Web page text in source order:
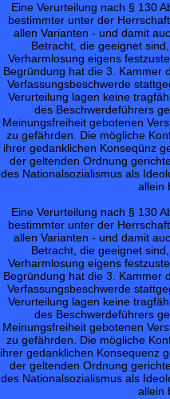
Eine Verurteilung nach § 130
bestimmter unter der
allen Varianten - und damit
Betracht, die geeignet
Verharmlosung eigens
Begründung hat die 3. Kammer
Verfassungsbeschwerde
Verurteilung lagen keine
des Beschwerdeführers
Meinungsfreiheit gebotenen
zu gefährden. Die mögliche
ihrer gedanklichen Konseqünz
der geltenden Ordnung
des Nationalsozialismus als
allein
Eine Verurteilung nach § 130
bestimmter unter der
allen Varianten - und damit
Betracht, die geeignet
Verharmlosung eigens
Begründung hat die 3. Kammer
Verfassungsbeschwerde
Verurteilung lagen keine
des Beschwerdeführers
Meinungsfreiheit gebotenen
zu gefährden. Die mögliche
ihrer gedanklichen Konsequenz
der geltenden Ordnung
des Nationalsozialismus als
allein